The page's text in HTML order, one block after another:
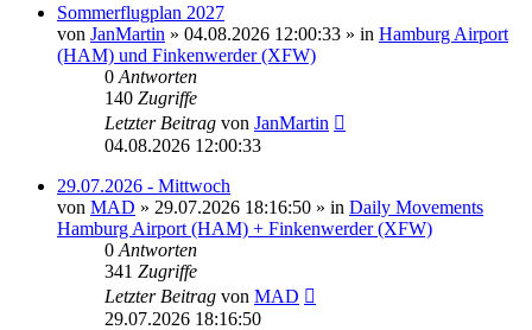
Sommerflugplan 2027
von JanMartin » 04.08.2026 12:00:33 » in Hamburg Airport
(HAM) und Finkenwerder (XFW)
0 Antworten
140 Zugriffe
Letzter Beitrag von JanMartin
04.08.2026 12:00:33
29.07.2026 - Mittwoch
von MAD » 29.07.2026 18:16:50 » in Daily Movements
Hamburg Airport (HAM) + Finkenwerder (XFW)
0 Antworten
341 Zugriffe
Letzter Beitrag von MAD
29.07.2026 18:16:50